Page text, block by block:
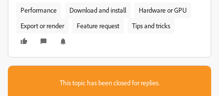
Performance Download and install
Hardware or GPU
Export or render
Feature request Tips and tricks
This topic has been closed for replies.